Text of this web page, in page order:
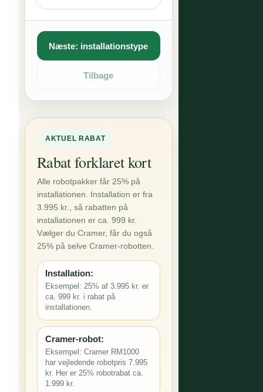
Tilbage
Næste: installationstype
AKTUEL RABAT
Rabat forklaret kort
Alle robotpakker får 25% på
installationen. Installation er fra
3.995 kr., så rabatten på
installationen er ca. 999 kr.
Vælger du Cramer, får du også
25% på selve Cramer-robotten.
Installation:
Eksempel: 25% af 3.995 kr. er
ca. 999 kr. i rabat på
installationen.
Cramer-robot:
Eksempel: Cramer RM1000
har vejledende robotpris 7.995
kr. Her er 25% robotrabat ca.
1.999 kr.